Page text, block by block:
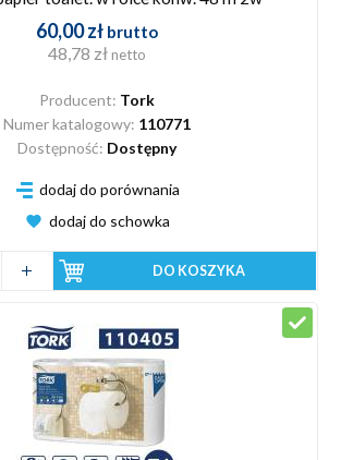
60,00 zł brutto
48,78 zł netto
Producent: Tork
Numer katalogowy: 110771
Dostępność: Dostępny
dodaj do porównania
dodaj do schowka
DO KOSZYKA